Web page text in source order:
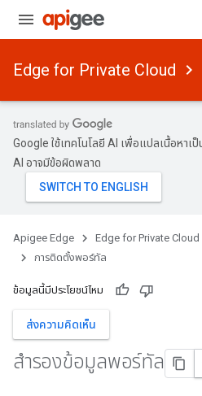
Edge for Private Cloud
Google ใช้เทคโนโลยี AI เพื่อแปลเนื้อหา
AI อาจมีข้อผิดพลาด
Apigee Edge Edge for Private Cloud
การติดตั้งพอร์ทัล
ข้อมูลนี้มีประโยชน์ไหม
ส่งความคิดเห็น
สํารองข้อมูลพอร์ทัล